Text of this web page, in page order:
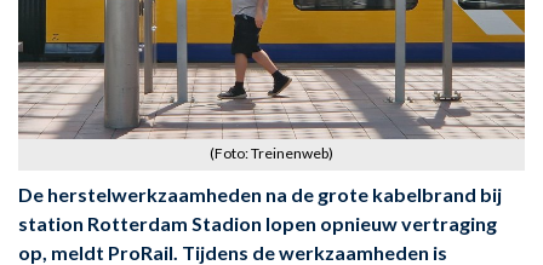
(Foto: Treinenweb)
De herstelwerkzaamheden na de grote kabelbrand bij
station Rotterdam Stadion lopen opnieuw vertraging
op, meldt ProRail. Tijdens de werkzaamheden is